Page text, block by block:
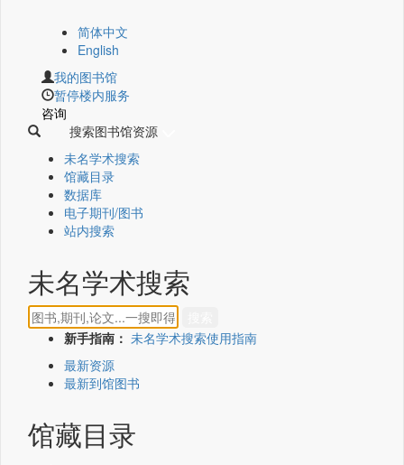
简体中文
English
我的图书馆
暂停楼内服务
咨询
搜索图书馆资源
未名学术搜索
馆藏目录
数据库
电子期刊/图书
站内搜索
未名学术搜索
新手指南： 未名学术搜索使用指南
最新资源
最新到馆图书
馆藏目录